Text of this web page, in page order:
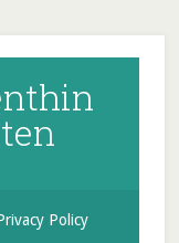
Policy